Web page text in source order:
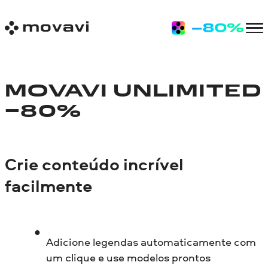
MOVAVI UNLIMITED
−80%
Crie conteúdo incrível
facilmente
Adicione legendas automaticamente com
um clique e use modelos prontos